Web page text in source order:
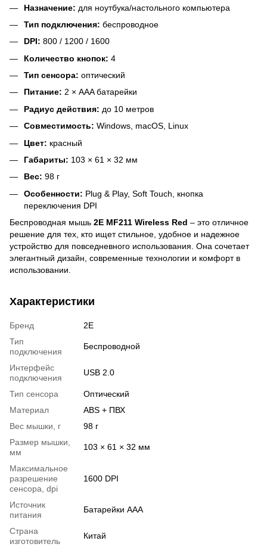
Назначение: для ноутбука/настольного компьютера
Тип подключения: беспроводное
DPI: 800 / 1200 / 1600
Количество кнопок: 4
Тип сенсора: оптический
Питание: 2 × AAA батарейки
Радиус действия: до 10 метров
Совместимость: Windows, macOS, Linux
Цвет: красный
Габариты: 103 × 61 × 32 мм
Вес: 98 г
Особенности: Plug & Play, Soft Touch, кнопка
переключения DPI
Беспроводная мышь 2E MF211 Wireless Red – это отличное
решение для тех, кто ищет стильное, удобное и надежное
устройство для повседневного использования. Она сочетает
элегантный дизайн, современные технологии и комфорт в
использовании.
Характеристики
Бренд
2Е
Тип
подключения
Беспроводной
Интерфейс
подключения
USB 2.0
Тип сенсора
Оптический
Материал
ABS + ПВХ
Вес мышки, г
98 г
Размер мышки,
мм
103 × 61 × 32 мм
Максимальное
разрешение
сенсора, dpi
1600 DPI
Источник
питания
Батарейки ААА
Страна
изготовитель
Китай